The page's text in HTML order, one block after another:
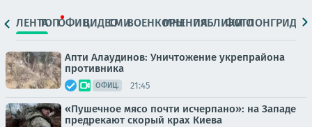
ЛЕНТАТОПОФИЦ.ВИДЕОСМИВОЕНКОРЫМНЕНИЯПАБЛИКИ
ФОТОЛОНГРИДЫ
Апти Алаудинов: Уничтожение укрепрайона
противника
ОФИЦ. 21:45
«Пушечное мясо почти исчерпано»: на Западе
предрекают скорый крах Киева